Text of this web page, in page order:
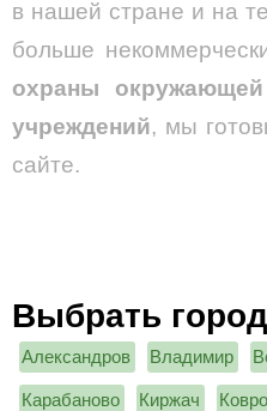
в нашей стране и на
больше
охраны
учреждений, мы
сайте.
Выбрать
Александров Владимир
Карабаново Киржач